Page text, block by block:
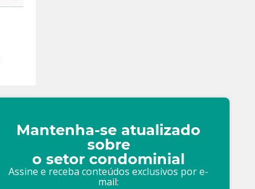
Mantenha-se atualizado
sobre
o setor condominial
Assine e receba conteúdos exclusivos por e-
mail: